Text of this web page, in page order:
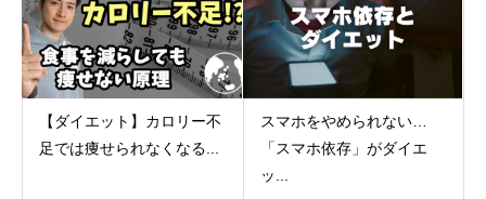
【ダイエット】カロリー不
足では痩せられなくなる...
スマホをやめられない…
「スマホ依存」がダイエ
ッ...